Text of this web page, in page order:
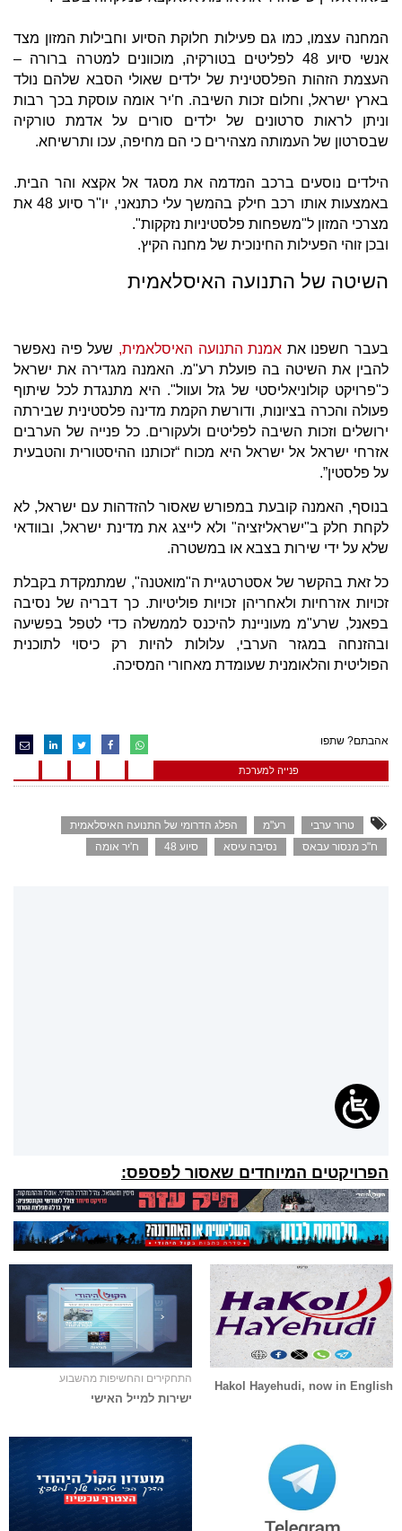
המחנה עצמו, כמו גם פעילות חלוקת הסיוע וחבילות המזון מצד
אנשי סיוע 48 לפליטים בטורקיה, מוכוונים למטרה ברורה –
העצמת הזהות הפלסטינית של ילדים שאולי הסבא שלהם נולד
בארץ ישראל, וחלום זכות השיבה. ח'יר אומה עוסקת בכך רבות
וניתן לראות סרטונים של ילדים סורים על אדמת טורקיה
שבסרטון של העמותה מצהירים כי הם מחיפה, עכו ותרשיחא.
הילדים נוסעים ברכב המדמה את מסגד אל אקצא והר הבית.
באמצעות אותו רכב חילק בהמשך עלי כתנאני, יו"ר סיוע 48 את
מצרכי המזון ל"משפחות פלסטיניות נזקקות".
ובכן זוהי הפעילות החינוכית של מחנה הקיץ.
השיטה של התנועה האיסלאמית
בעבר חשפנו את אמנת התנועה האיסלאמית, שעל פיה נאפשר
להבין את השיטה בה פועלת רע"מ. האמנה מגדירה את ישראל
כ"פרויקט קולוניאליסטי של גזל ועוול". היא מתנגדת לכל שיתוף
פעולה והכרה בציונות, ודורשת הקמת מדינה פלסטינית שבירתה
ירושלים וזכות השיבה לפליטים ולעקורים. כל פנייה של הערבים
אזרחי ישראל אל ישראל היא מכוח “זכותנו ההיסטורית והטבעית
על פלסטין”.
בנוסף, האמנה קובעת במפורש שאסור להזדהות עם ישראל, לא
לקחת חלק ב"ישראליזציה" ולא לייצג את מדינת ישראל, ובוודאי
שלא על ידי שירות בצבא או במשטרה.
כל זאת בהקשר של אסטרטגיית ה"מואטנה", שמתמקדת בקבלת
זכויות אזרחיות ולאחריהן זכויות פוליטיות. כך דבריה של נסיבה
בפאנל, שרע"מ מעוניינת להיכנס לממשלה כדי לטפל בפשיעה
ובהזנחה במגזר הערבי, עלולות להיות רק כיסוי לתוכנית
הפוליטית והלאומנית שעומדת מאחורי המסיכה.
אהבתם? שתפו
פנייה למערכת
טרור ערבי רע"מ
הפלג הדרומי של התנועה האיסלאמית
ח"כ מנסור עבאס
נסיבה עיסא סיוע 48 ח'יר אומה
הפרויקטים המיוחדים שאסור לפספס:
Hakol Hayehudi, now in English
התחקירים והחשיפות מהשבוע
ישירות למייל האישי